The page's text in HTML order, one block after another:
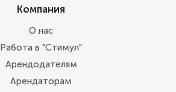
Компания
О нас
Работа в "Стимул"
Арендодателям
Арендаторам